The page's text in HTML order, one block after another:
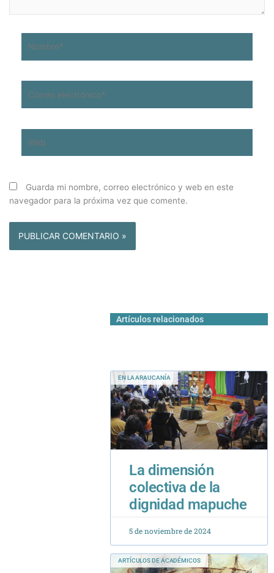
electrónico*
Guarda mi nombre, correo electrónico y web en este
navegador para la próxima vez que comente.
Artículos relacionados
La dimensión
dignidad mapuche
5 de noviembre de 2024
ARTÍCULOS DE ACADÉMICOS